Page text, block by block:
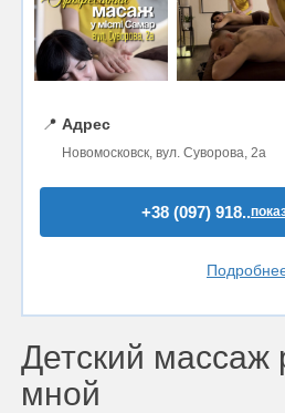
📍 Адрес
Новомосковск, вул. Суворова, 2а
+38 (097) 918..
Детский массаж
мной